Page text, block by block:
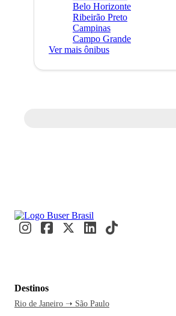
Belo Horizonte
Ribeirão Preto
Campinas
Campo Grande
Ver mais ônibus
Destinos
Rio de Janeiro ➝ São Paulo